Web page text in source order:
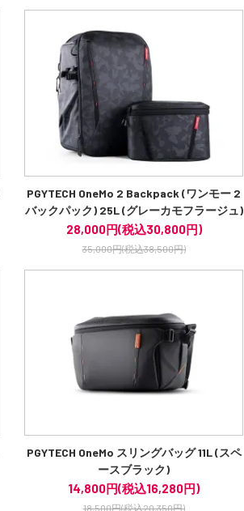
PGYTECH OneMo 2 Backpack (ワンモー 2
バックパック) 25L (グレーカモフラージュ)
28,000円(税込30,800円)
35,000円(税込38,500円)
PGYTECH OneMo スリングバッグ 11L (スペ
ースブラック)
14,800円(税込16,280円)
18,500円(税込20,350円)